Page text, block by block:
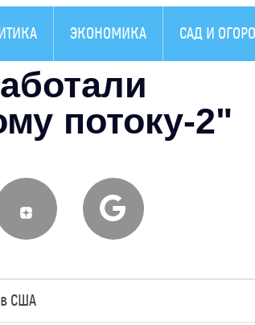
ЭКОНОМИКА САД И
потоку-2"
США